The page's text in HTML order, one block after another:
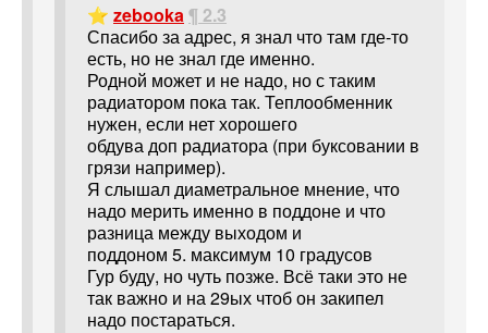
⭐ zebooka ¶ 2.3
Спасибо за адрес, я знал что там где-то
есть, но не знал где именно.
Родной может и не надо, но с таким
радиатором пока так. Теплообменник
нужен, если нет хорошего
обдува доп радиатора (при буксовании в
грязи например).
Я слышал диаметральное мнение, что
надо мерить именно в поддоне и что
разница между выходом и
поддоном 5. максимум 10 градусов
Гур буду, но чуть позже. Всё таки это не
так важно и на 29ых чтоб он закипел
надо постараться.